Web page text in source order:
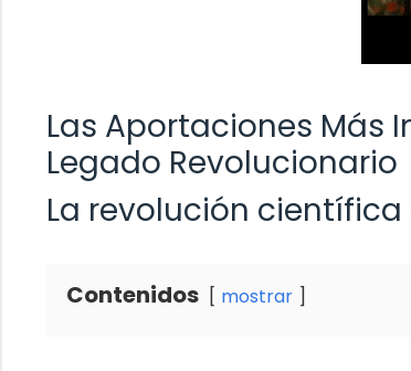
Las Aportaciones Más
Legado Revolucionario
La revolución científica
Contenidos mostrar